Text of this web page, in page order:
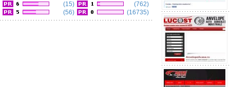
(15)
(56)
(762)
(16735)